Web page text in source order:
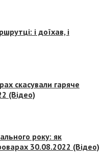
і доїхав, і
скасували гаряче
(Відео)
року: як
30.08.2022 (Відео)